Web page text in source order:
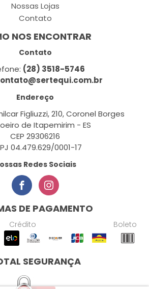
Nossas Lojas
Contato
NOS ENCONTRAR
Contato
(28) 3518-5746
Endereço
Figliuzzi, 210, Coronel Borges
de Itapemirim - ES
CEP 29306216
04.479.629/0001-17
Redes Sociais
DE PAGAMENTO
Crédito Boleto
SEGURANÇA